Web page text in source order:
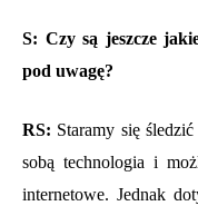
S: Czy są jeszcze
pod uwagę?
RS: Staramy się
sobą technologia i
internetowe. Jednak